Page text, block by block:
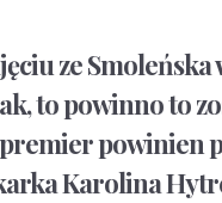
ze Smoleńska
to powinno to
premier powinien
Karolina